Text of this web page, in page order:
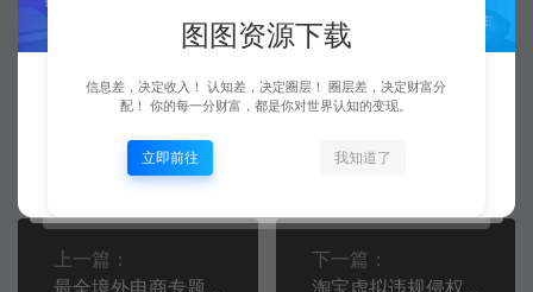
图图
上一篇：
最全境外电商专题课程系列，轻松进军海外市场，跨境电商必备课程
下一篇：
淘宝虚拟违规侵权规避方法与建议，6个部分详细讲解，做虚拟资源必看
图图资源下载
信息差，决定收入！ 认知差，决定圈层！ 圈层差，决定财富分
配！ 你的每一分财富，都是你对世界认知的变现。
立即前往 我知道了